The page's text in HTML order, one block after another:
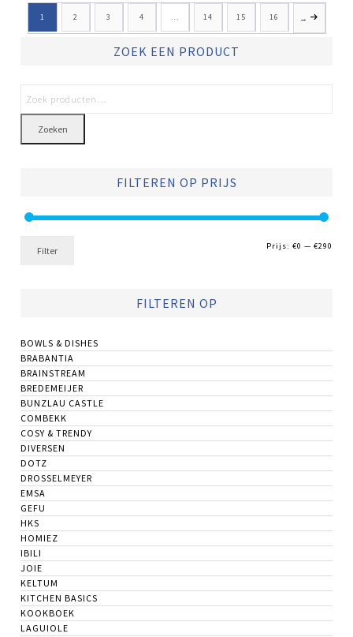
1 2 3 4 … 14 15 16 →
ZOEK EEN PRODUCT
Zoeken
FILTEREN OP PRIJS
Filter Prijs: €0 — €290
FILTEREN OP
BOWLS & DISHES
BRABANTIA
BRAINSTREAM
BREDEMEIJER
BUNZLAU CASTLE
COMBEKK
COSY & TRENDY
DIVERSEN
DOTZ
DROSSELMEYER
EMSA
GEFU
HKS
HOMIEZ
IBILI
JOIE
KELTUM
KITCHEN BASICS
KOOKBOEK
LAGUIOLE